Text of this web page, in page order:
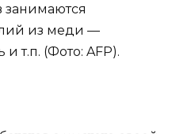
занимаются
из меди —
т.п. (Фото: AFP).